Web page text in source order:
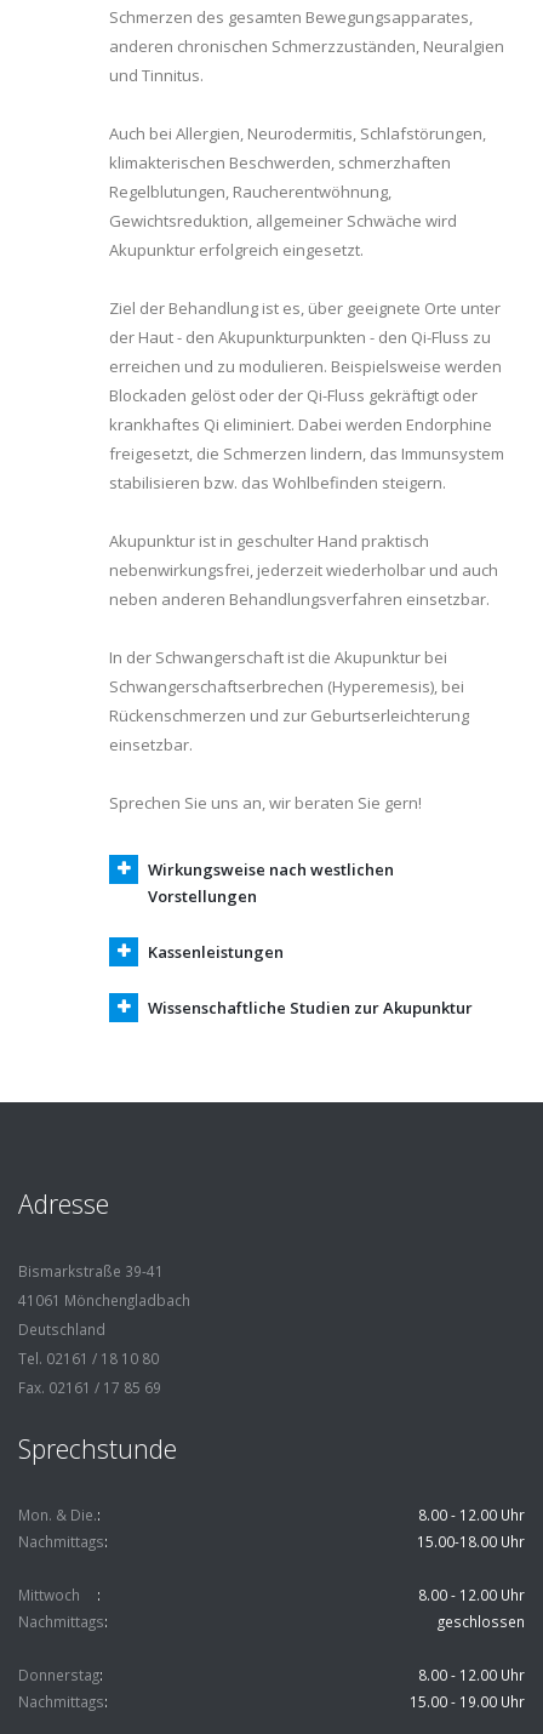
Schmerzen des gesamten Bewegungsapparates,
anderen chronischen Schmerzzuständen, Neuralgien
und Tinnitus.
Auch bei Allergien, Neurodermitis, Schlafstörungen,
klimakterischen Beschwerden, schmerzhaften
Regelblutungen, Raucherentwöhnung,
Gewichtsreduktion, allgemeiner Schwäche wird
Akupunktur erfolgreich eingesetzt.
Ziel der Behandlung ist es, über geeignete Orte unter
der Haut - den Akupunkturpunkten - den Qi-Fluss zu
erreichen und zu modulieren. Beispielsweise werden
Blockaden gelöst oder der Qi-Fluss gekräftigt oder
krankhaftes Qi eliminiert. Dabei werden Endorphine
freigesetzt, die Schmerzen lindern, das Immunsystem
stabilisieren bzw. das Wohlbefinden steigern.
Akupunktur ist in geschulter Hand praktisch
nebenwirkungsfrei, jederzeit wiederholbar und auch
neben anderen Behandlungsverfahren einsetzbar.
In der Schwangerschaft ist die Akupunktur bei
Schwangerschaftserbrechen (Hyperemesis), bei
Rückenschmerzen und zur Geburtserleichterung
einsetzbar.
Sprechen Sie uns an, wir beraten Sie gern!
Wirkungsweise nach westlichen
Vorstellungen
Kassenleistungen
Wissenschaftliche Studien zur Akupunktur
Adresse
Bismarkstraße 39-41
41061 Mönchengladbach
Deutschland
Tel. 02161 / 18 10 80
Fax. 02161 / 17 85 69
Sprechstunde
Mon. & Die.
8.00 - 12.00 Uhr
Nachmittags
15.00-18.00 Uhr
Mittwoch
8.00 - 12.00 Uhr
Nachmittags
geschlossen
Donnerstag
8.00 - 12.00 Uhr
Nachmittags
15.00 - 19.00 Uhr